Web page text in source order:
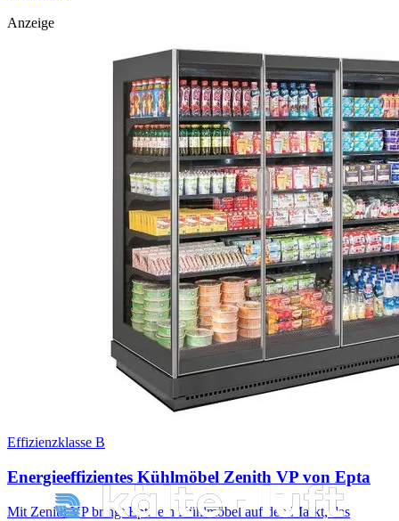
Anzeige
Effizienzklasse B
Energieeffizientes Kühlmöbel Zenith VP von Epta
Mit Zenith VP bringt Epta ein Kühlmöbel auf den Markt, das